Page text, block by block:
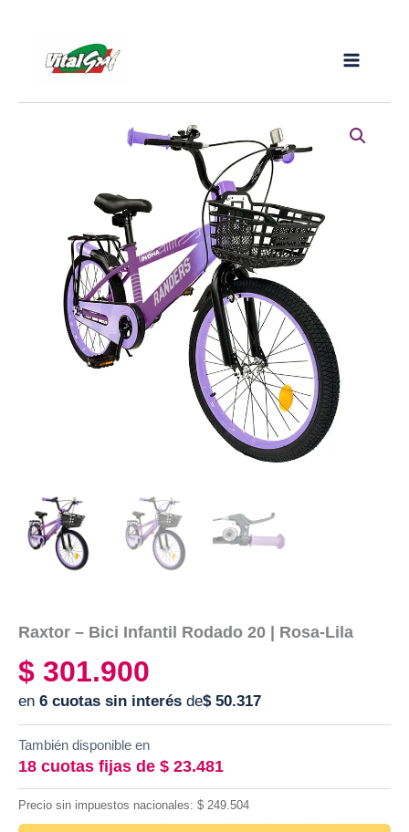
Raxtor – Bici Infantil Rodado 20 | Rosa-Lila
$ 301.900
en 6 cuotas sin interés de$50.317
También disponible en
18 cuotas fijas de $ 23.481
Precio sin impuestos nacionales: $ 249.504